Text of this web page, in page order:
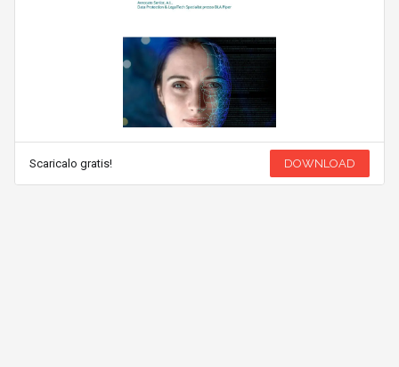
Scaricalo gratis! DOWNLOAD